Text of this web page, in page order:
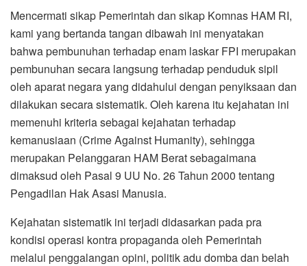
Mencermati sikap Pemerintah dan sikap Komnas HAM RI,
kami yang bertanda tangan dibawah ini menyatakan
bahwa pembunuhan terhadap enam laskar FPI merupakan
pembunuhan secara langsung terhadap penduduk sipil
oleh aparat negara yang didahului dengan penyiksaan dan
dilakukan secara sistematik. Oleh karena itu kejahatan ini
memenuhi kriteria sebagai kejahatan terhadap
kemanusiaan (Crime Against Humanity), sehingga
merupakan Pelanggaran HAM Berat sebagaimana
dimaksud oleh Pasal 9 UU No. 26 Tahun 2000 tentang
Pengadilan Hak Asasi Manusia.
Kejahatan sistematik ini terjadi didasarkan pada pra
kondisi operasi kontra propaganda oleh Pemerintah
melalui penggalangan opini, politik adu domba dan belah